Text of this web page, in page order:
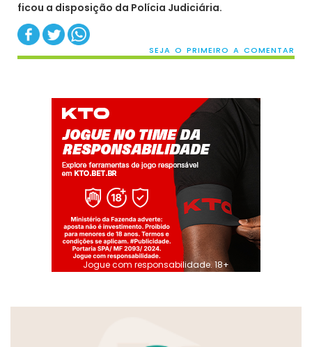
ficou a disposição da Polícia Judiciária.
SEJA O PRIMEIRO A COMENTAR
Jogue com responsabilidade. 18+